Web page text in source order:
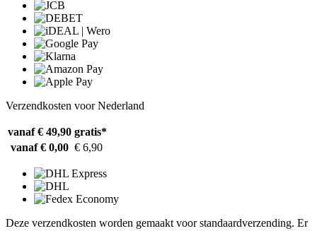
Verzendkosten voor Nederland
vanaf € 49,90 gratis*
vanaf € 0,00 € 6,90
Deze verzendkosten worden gemaakt voor standaardverzending. Er